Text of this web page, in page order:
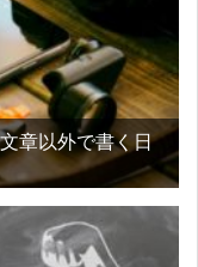
章以外で書く日